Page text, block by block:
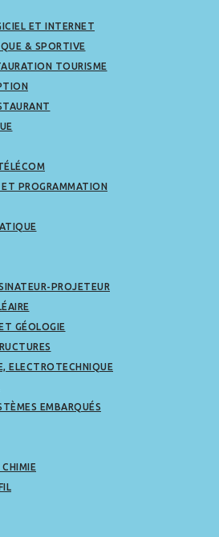
ET INTERNET
& SPORTIVE
TOURISME
PROGRAMMATION
PROJETEUR
GÉOLOGIE
ELECTROTECHNIQUE
EMBARQUÉS